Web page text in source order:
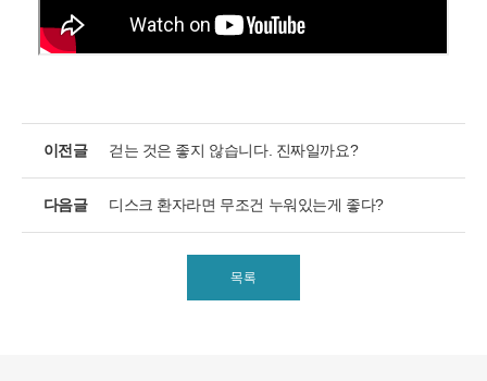
이전글 걷는 것은 좋지 않습니다. 진짜일까요?
다음글 디스크 환자라면 무조건 누워있는게 좋다?
목록
개인정보활용동의
개인정보활용동의
니다. 전기통신기본법, 전기통신사업법, 개인정보 보호법 및 동법 시
행령 등 관련 법이 정하는 대로 준수하고 있습니다. 연세바로척병원
1. 연세바로척병원은 회원가입, 원활한 고객상담, 각종 서비스의 제
공을 위해 아래와 같은 개인정보를 수집하고 있습니다.